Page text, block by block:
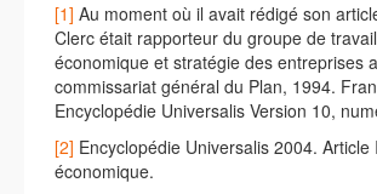
[1] Au moment où il avait rédigé son
Clerc était rapporteur du groupe de
économique et stratégie des entreprises
commissariat général du Plan, 1994.
Encyclopédie Universalis Version 10,
[2] Encyclopédie Universalis 2004. Article
économique.